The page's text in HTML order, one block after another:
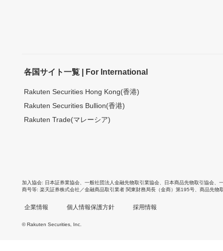
各国サイト一覧 | For International
Rakuten Securities Hong Kong(香港)
Rakuten Securities Bullion(香港)
Rakuten Trade(マレーシア)
加入協会 日本証券業協会 一般社団法人金融先物取引業協会 日本商品先物取引協会
商号等 楽天証券株式会社／金融商品取引業者 関東財務局長（金商）第195号、商品先物
企業情報 個人情報保護方針 採用情報
© Rakuten Securities, Inc.